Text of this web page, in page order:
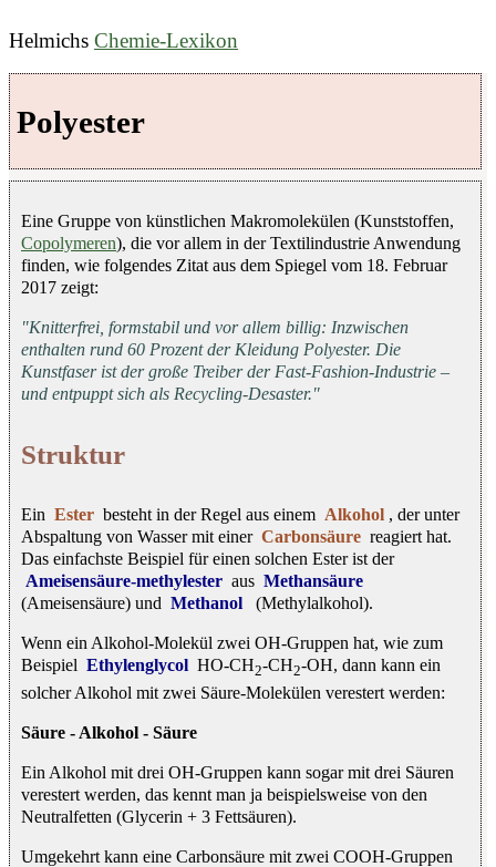
Helmichs Chemie-Lexikon
Polyester
Eine Gruppe von künstlichen Makromolekülen (Kunststoffen,
Copolymeren), die vor allem in der Textilindustrie Anwendung
finden, wie folgendes Zitat aus dem Spiegel vom 18. Februar
2017 zeigt:
"Knitterfrei, formstabil und vor allem billig: Inzwischen
enthalten rund 60 Prozent der Kleidung Polyester. Die
Kunstfaser ist der große Treiber der Fast-Fashion-Industrie –
und entpuppt sich als Recycling-Desaster."
Struktur
Ein Ester besteht in der Regel aus einem Alkohol , der unter
Abspaltung von Wasser mit einer Carbonsäure reagiert hat.
Das einfachste Beispiel für einen solchen Ester ist der
Ameisensäure-methylester aus Methansäure
(Ameisensäure) und Methanol (Methylalkohol).
Wenn ein Alkohol-Molekül zwei OH-Gruppen hat, wie zum
Beispiel Ethylenglycol HO-CH2-CH2-OH, dann kann ein
solcher Alkohol mit zwei Säure-Molekülen verestert werden:
Säure - Alkohol - Säure
Ein Alkohol mit drei OH-Gruppen kann sogar mit drei Säuren
verestert werden, das kennt man ja beispielsweise von den
Neutralfetten (Glycerin + 3 Fettsäuren).
Umgekehrt kann eine Carbonsäure mit zwei COOH-Gruppen